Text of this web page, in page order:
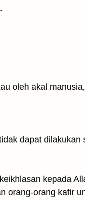
oleh akal
dapat dilakukan
kepada
orang-orang kafir